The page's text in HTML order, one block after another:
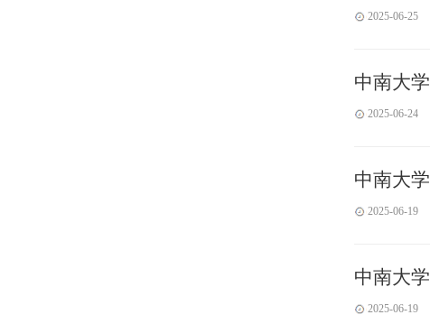
2025-06-25
中南大
2025-06-24
中南大
2025-06-19
中南大
2025-06-19